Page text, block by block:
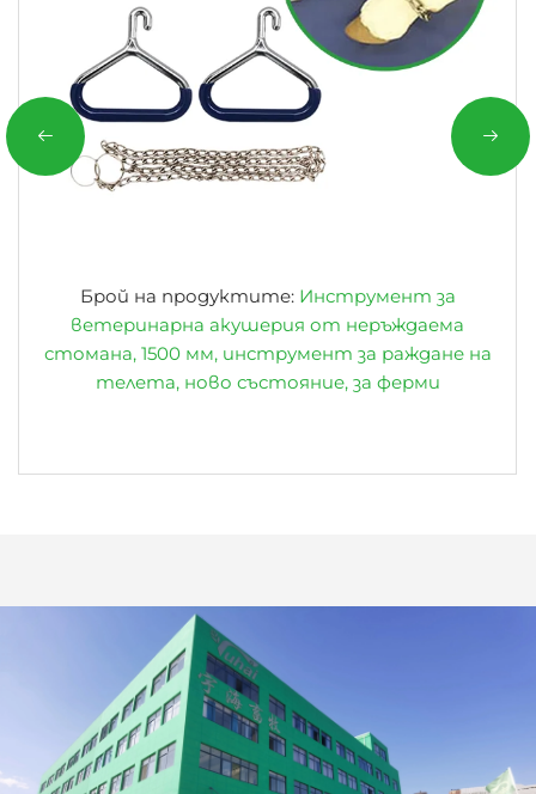
Брой на продуктите:Инструмент за
ветеринарна акушерия от неръждаема
стомана, 1500 мм, инструмент за раждане на
телета, ново състояние, за ферми